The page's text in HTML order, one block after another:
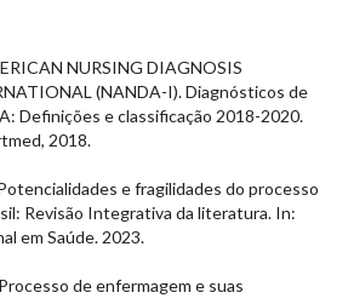
NURSING DIAGNOSIS
(NANDA-I). Diagnósticos de
Definições e classificação 2018-2020.
2018.
e fragilidades do processo
Revisão Integrativa da literatura. In:
em Saúde. 2023.
de enfermagem e suas